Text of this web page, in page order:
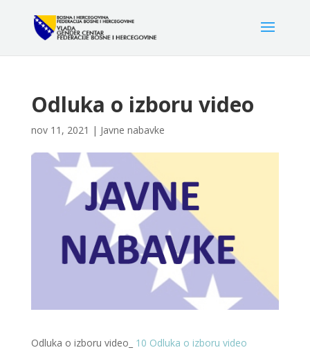
Odluka o izboru video
nov 11, 2021 | Javne nabavke
Odluka o izboru video_ 10 Odluka o izboru video